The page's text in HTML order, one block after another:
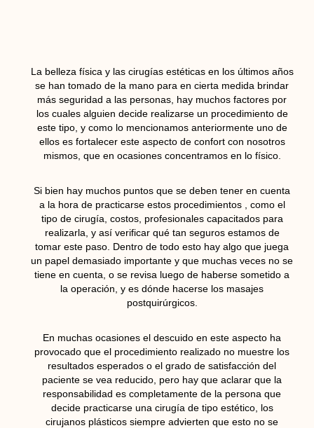
La belleza física y las cirugías estéticas en los últimos años
se han tomado de la mano para en cierta medida brindar
más seguridad a las personas, hay muchos factores por
los cuales alguien decide realizarse un procedimiento de
este tipo, y como lo mencionamos anteriormente uno de
ellos es fortalecer este aspecto de confort con nosotros
mismos, que en ocasiones concentramos en lo físico.
Si bien hay muchos puntos que se deben tener en cuenta
a la hora de practicarse estos procedimientos , como el
tipo de cirugía, costos, profesionales capacitados para
realizarla, y así verificar qué tan seguros estamos de
tomar este paso. Dentro de todo esto hay algo que juega
un papel demasiado importante y que muchas veces no se
tiene en cuenta, o se revisa luego de haberse sometido a
la operación, y es dónde hacerse los masajes
postquirúrgicos.
En muchas ocasiones el descuido en este aspecto ha
provocado que el procedimiento realizado no muestre los
resultados esperados o el grado de satisfacción del
paciente se vea reducido, pero hay que aclarar que la
responsabilidad es completamente de la persona que
decide practicarse una cirugía de tipo estético, los
cirujanos plásticos siempre advierten que esto no se